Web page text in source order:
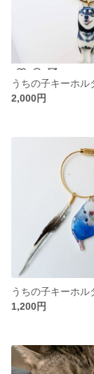
2,000円
1,200円